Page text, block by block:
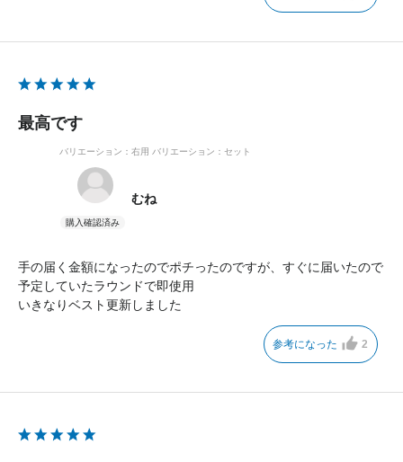
最高です
バリエーション：右用 バリエーション：セット
むね
手の届く金額になったのでポチったのですが、すぐに届いたので
予定していたラウンドで即使用
いきなりベスト更新しました
参考になった 2